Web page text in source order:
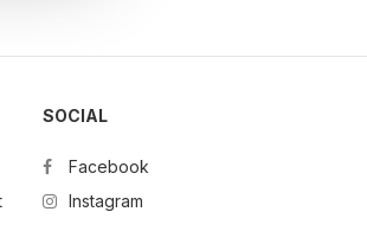
SOCIAL
Facebook
Instagram